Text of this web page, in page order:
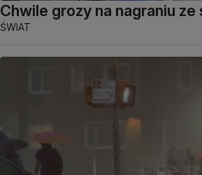
Chwile grozy na nagraniu ze
ŚWIAT